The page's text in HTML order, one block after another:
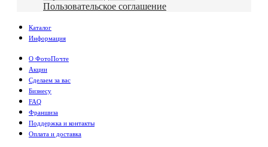
Пользовательское соглашение
Каталог
Информация
О ФотоПочте
Акции
Сделаем за вас
Бизнесу
FAQ
Франшиза
Поддержка и контакты
Оплата и доставка